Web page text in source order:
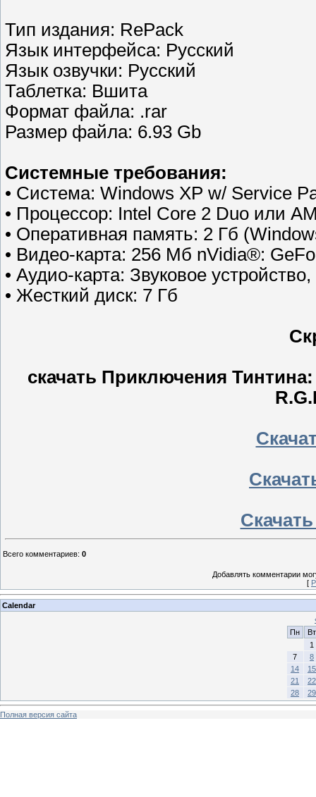
Тип издания: RePack
Язык интерфейса: Русский
Язык озвучки: Русский
Таблетка: Вшита
Формат файла: .rar
Размер файла: 6.93 Gb
Cистемные требования:
• Система: Windows XP w/ Service
• Процессор: Intel Core 2 Duo или
• Оперативная память: 2 Гб
• Видео-карта: 256 Мб nVidia®:
• Аудио-карта: Звуковое
• Жесткий диск: 7 Гб
скачать Приключения
Всего комментариев: 0
Добавлять комментарии
[
Calendar
Пн
Вт
1
7
8
14
15
21
22
28
29
Полная версия сайта